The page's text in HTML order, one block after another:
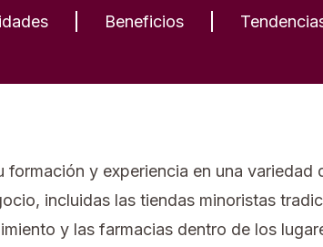
Beneficios
y experiencia en una variedad
incluidas las tiendas minoristas
y las farmacias dentro de los